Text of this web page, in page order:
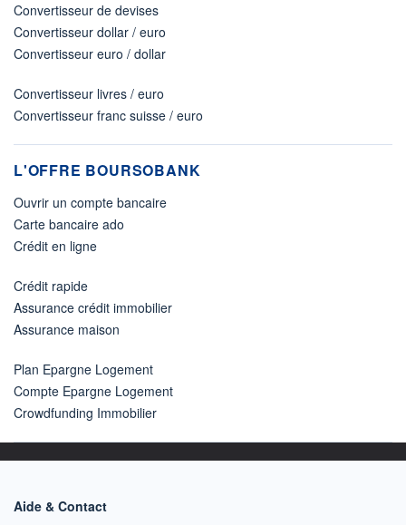
Convertisseur de devises
Convertisseur dollar / euro
Convertisseur euro / dollar
Convertisseur livres / euro
Convertisseur franc suisse / euro
L'OFFRE BOURSOBANK
Ouvrir un compte bancaire
Carte bancaire ado
Crédit en ligne
Crédit rapide
Assurance crédit immobilier
Assurance maison
Plan Epargne Logement
Compte Epargne Logement
Crowdfunding Immobilier
Aide & Contact